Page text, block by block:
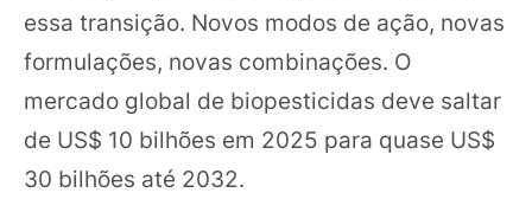
essa transição. Novos modos de ação, novas
formulações, novas combinações. O
mercado global de biopesticidas deve saltar
de US$ 10 bilhões em 2025 para quase US$
30 bilhões até 2032.